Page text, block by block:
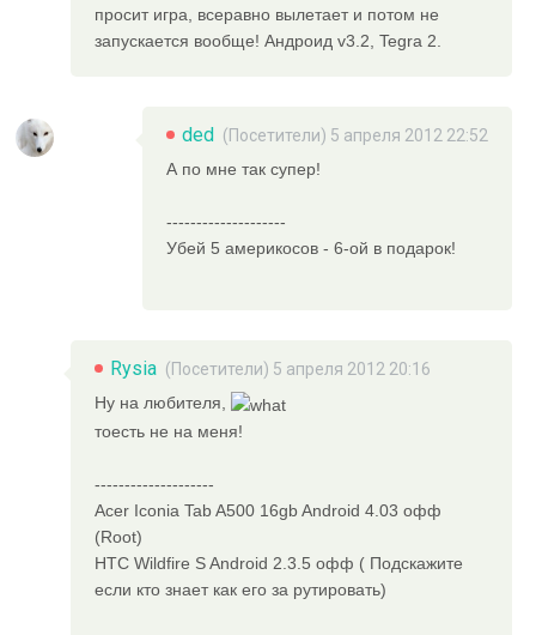
просит игра, всеравно вылетает и потом не
запускается вообще! Андроид v3.2, Tegra 2.
ded
(Посетители) 5 апреля 2012 22:52
А по мне так супер!
--------------------
Убей 5 америкосов - 6-ой в подарок!
Rysia (Посетители) 5 апреля 2012 20:16
Ну на любителя,
тоесть не на меня!
--------------------
Acer Iconia Tab A500 16gb Android 4.03 офф
(Root)
HTC Wildfire S Android 2.3.5 офф ( Подскажите
если кто знает как его за рутировать)